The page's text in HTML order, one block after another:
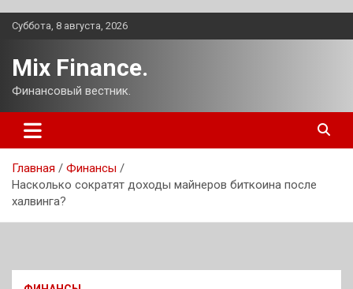
Перейти
Суббота, 8 августа, 2026
Mix Finance.
Финансовый вестник.
Главная
Финансы
Насколько сократят доходы майнеров биткоина после
халвинга?